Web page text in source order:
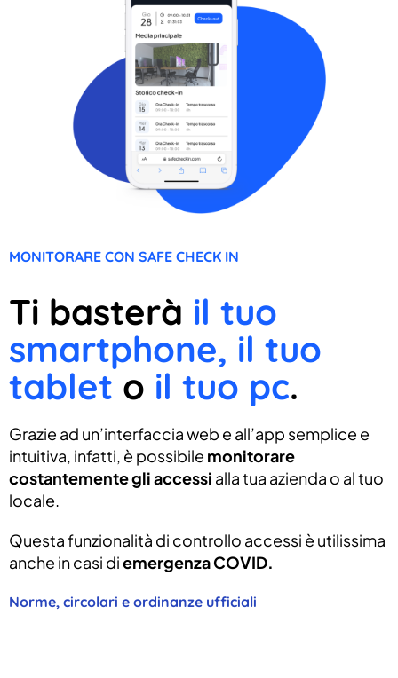
MONITORARE CON SAFE CHECK IN
Ti basterà il tuo
smartphone, il tuo
tablet o il tuo pc.
Grazie ad un’interfaccia web e all’app semplice e
intuitiva, infatti, è possibile monitorare
costantemente gli accessi alla tua azienda o al tuo
locale.
Questa funzionalità di controllo accessi è utilissima
anche in casi diemergenza COVID.
Norme, circolari e ordinanze ufficiali